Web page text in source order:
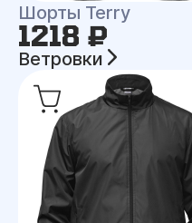
Шорты Terry
1218 ₽
Ветровки